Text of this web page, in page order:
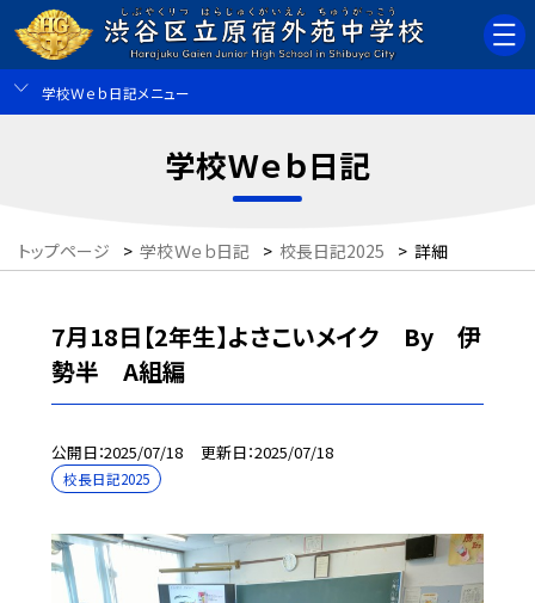
学校Ｗｅｂ日記メニュー
学校Ｗｅｂ日記
トップページ > 学校Ｗｅｂ日記 > 校長日記2025 > 詳細
7月18日【2年生】よさこいメイク By 伊
勢半 A組編
公開日 2025/07/18 更新日 2025/07/18
校長日記2025